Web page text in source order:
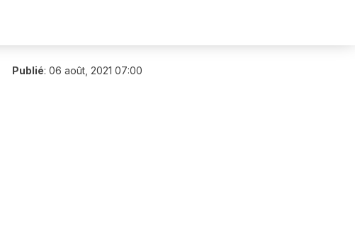
Publié: 06 août, 2021 07:00